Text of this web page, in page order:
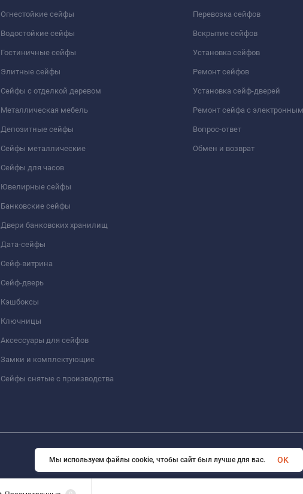
Огнестойкие сейфы
Водостойкие сейфы
Гостиничные сейфы
Элитные сейфы
Сейфы с отделкой деревом
Металлическая мебель
Депозитные сейфы
Сейфы металлические
Сейфы для часов
Ювелирные сейфы
Банковские сейфы
Двери банковских хранилищ
Дата-сейфы
Сейф-витрина
Сейф-дверь
Кэшбоксы
Ключницы
Аксессуары для сейфов
Замки и комплектующие
Сейфы снятые с производства
Перевозка сейфов
Вскрытие сейфов
Установка сейфов
Ремонт сейфов
Установка сейф-дверей
Ремонт сейфа с
Вопрос-ответ
Обмен и возврат
© 2026 Format-safe.ru Все права защищены
Мы используем файлы cookie, чтобы сайт был лучше для вас. OK